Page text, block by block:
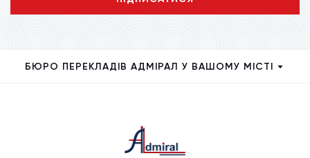
БЮРО ПЕРЕКЛАДІВ АДМІРАЛ У ВАШОМУ МІСТІ